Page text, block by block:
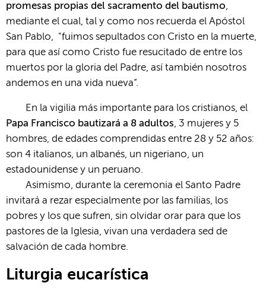
promesas propias del sacramento del bautismo,
mediante el cual, tal y como nos recuerda el Apóstol
San Pablo, "fuimos sepultados con Cristo en la muerte,
para que así como Cristo fue resucitado de entre los
muertos por la gloria del Padre, así también nosotros
andemos en una vida nueva”.
En la vigilia más importante para los cristianos, el
Papa Francisco bautizará a 8 adultos, 3 mujeres y 5
hombres, de edades comprendidas entre 28 y 52 años:
son 4 italianos, un albanés, un nigeriano, un
estadounidense y un peruano.
Asimismo, durante la ceremonia el Santo Padre
invitará a rezar especialmente por las familias, los
pobres y los que sufren, sin olvidar orar para que los
pastores de la Iglesia, vivan una verdadera sed de
salvación de cada hombre.
Liturgia eucarística